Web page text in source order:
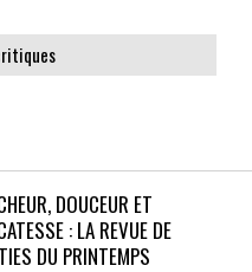
DOUCEUR ET
: LA REVUE DE
DU PRINTEMPS